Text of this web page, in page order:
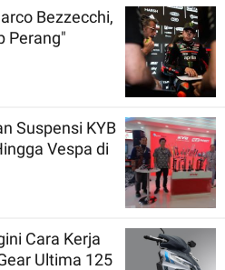
Bezzecchi,
Perang"
Suspensi KYB
Vespa di
Cara Kerja
Ultima 125